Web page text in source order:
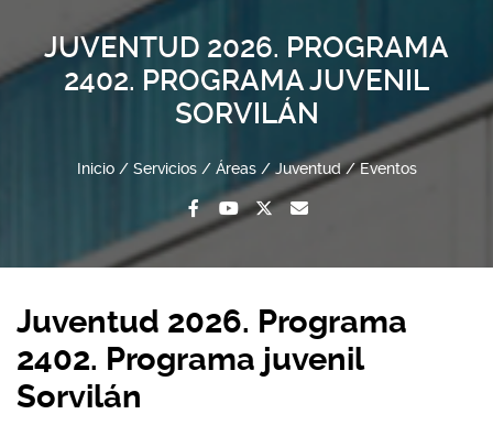
JUVENTUD 2026. PROGRAMA
2402. PROGRAMA JUVENIL
SORVILÁN
Inicio Servicios Áreas Juventud Eventos
Juventud 2026. Programa
2402. Programa juvenil
Sorvilán